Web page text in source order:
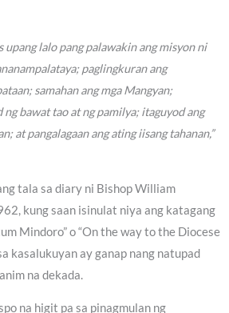
upang lalo pang palawakin ang misyon ni
paglingkuran ang
samahan ang mga Mangyan;
ng bawat tao at ng pamilya; itaguyod ang
at pangalagaan ang ating iisang tahanan,”
tala sa diary ni Bishop William
kung saan isinulat niya ang katagang
Mindoro” o “On the way to the Diocese
kasalukuyan ay ganap nang natupad
na dekada.
na higit pa sa pinagmulan ng